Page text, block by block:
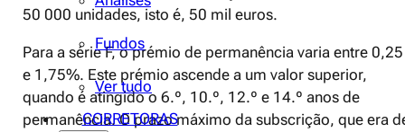
Fundos
Ver tudo
CORRETORAS
50 000 unidades, isto é, 50 mil euros.
Para a série F, o prémio de permanência varia entre 0,25
e 1,75%. Este prémio ascende a um valor superior,
quando é atingido o 6.º, 10.º, 12.º e 14.º anos de
permanência. O prazo máximo da subscrição, que era